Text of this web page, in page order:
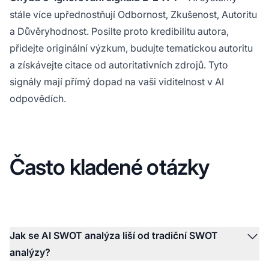
stále více upřednostňují Odbornost, Zkušenost, Autoritu
a Důvěryhodnost. Posilte proto kredibilitu autora,
přidejte originální výzkum, budujte tematickou autoritu
a získávejte citace od autoritativních zdrojů. Tyto
signály mají přímý dopad na vaši viditelnost v AI
odpovědích.
Často kladené otázky
Jak se AI SWOT analýza liší od tradiční SWOT
analýzy?